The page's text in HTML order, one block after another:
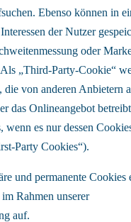
Ebenso können in
der Nutzer
oder
„Third-Party-Cookie“
die von anderen Anbietern
das Onlineangebot
wenn es nur dessen
Party Cookies“).
und permanente Cookies
Rahmen unserer
auf.